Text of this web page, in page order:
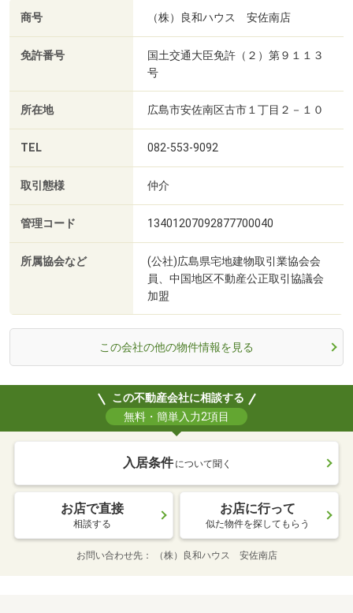
商号 （株）良和ハウス 安佐南店
免許番号
国土交通大臣免許（２）第９１１３
号
所在地 広島市安佐南区古市１丁目２－１０
TEL 082-553-9092
取引態様 仲介
管理コード 13401207092877700040
所属協会など
(公社)広島県宅地建物取引業協会会
員、中国地区不動産公正取引協議会
加盟
この会社の他の物件情報を見る
この不動産会社に相談する
無料・簡単入力2項目
入居条件 について聞く
お店で直接
相談する
お店に行って
似た物件を探してもらう
お問い合わせ先 （株）良和ハウス 安佐南店